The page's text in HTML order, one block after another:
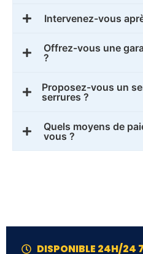
Intervenez-vous
Offrez-vous une
?
Proposez-vous un
serrures ?
Quels moyens de
vous ?
DISPONIBLE 24H/24